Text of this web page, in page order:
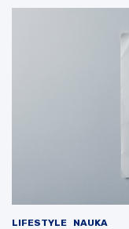
LIFESTYLE NAUKA